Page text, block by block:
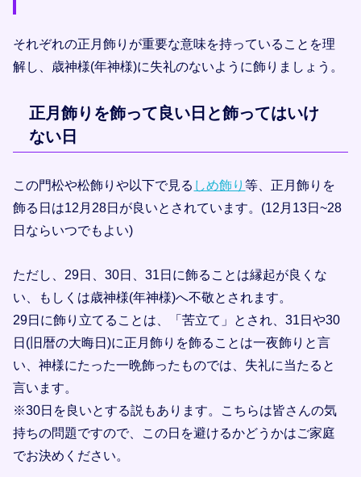
それぞれの正月飾りが重要な意味を持っていることを理
解し、歳神様(年神様)に失礼のないように飾りましょう。
正月飾りを飾って良い日と飾ってはいけ
ない日
この門松や松飾りや以下で見る しめ飾り等、正月飾りを
飾る日は12月28日が良いとされています。(12月13日~28
日ならいつでもよい)
ただし、29日、30日、31日に飾ることは縁起が良くな
い、もしくは歳神様(年神様)へ不敬とされます。
29日に飾り立てることは、「苦立て」とされ、31日や30
日(旧暦の大晦日)に正月飾りを飾ることは一夜飾りと言
い、神様にたった一晩飾ったものでは、失礼に当たると
言います。
※30日を良いとする説もあります。こちらは皆さんの気
持ちの問題ですので、この日を避けるかどうかはご家庭
でお決めください。